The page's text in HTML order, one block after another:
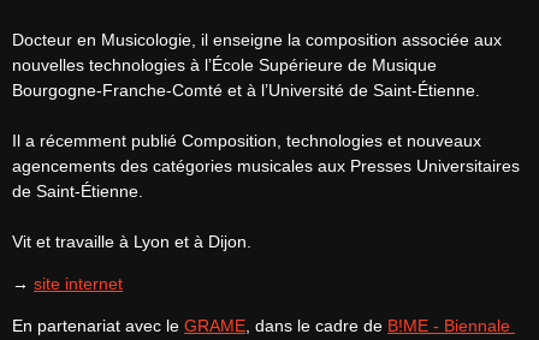
Docteur en Musicologie, il enseigne la composition associée aux
nouvelles technologies à l’École Supérieure de Musique
Bourgogne-Franche-Comté et à l’Université de Saint-Étienne.
Il a récemment publié Composition, technologies et nouveaux
agencements des catégories musicales aux Presses Universitaires
de Saint-Étienne.
Vit et travaille à Lyon et à Dijon.
→ site internet
En partenariat avec le GRAME , dans le cadre de B!ME - Biennale